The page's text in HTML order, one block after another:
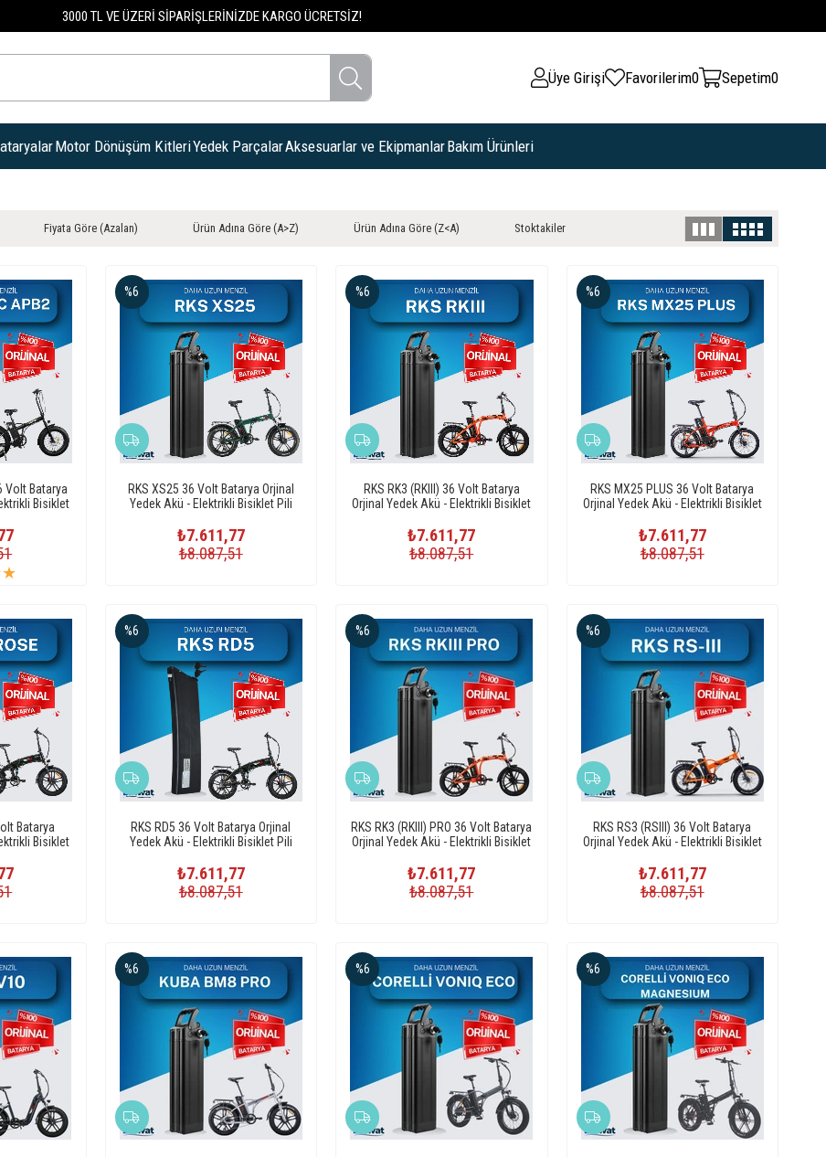
3000 TL VE ÜZERİ SİPARİŞLERİNİZDE KARGO ÜCRETSİZ!
Üye Girişi Favorilerim0 Sepetim0
Motor Dönüşüm KitleriYedek ParçalarAksesuarlar ve EkipmanlarBakım Ürünleri
Fiyata Göre (Azalan) Ürün Adına Göre (A>Z) Ürün Adına Göre (Z<A) Stoktakiler
Volt Batarya
Bisiklet
★
RKS XS25 36 Volt Batarya Orjinal
Yedek Akü - Elektrikli Bisiklet Pili
₺7.611,77
₺8.087,51
%6
RKS RK3 (RKIII) 36 Volt Batarya
Orjinal Yedek Akü - Elektrikli Bisiklet
₺7.611,77
₺8.087,51
%6
RKS MX25 PLUS 36 Volt Batarya
Orjinal Yedek Akü - Elektrikli Bisiklet
₺7.611,77
₺8.087,51
%6
Batarya
Bisiklet
RKS RD5 36 Volt Batarya Orjinal
Yedek Akü - Elektrikli Bisiklet Pili
₺7.611,77
₺8.087,51
%6
RKS RK3 (RKIII) PRO 36 Volt Batarya
Orjinal Yedek Akü - Elektrikli Bisiklet
₺7.611,77
₺8.087,51
%6
RKS RS3 (RSIII) 36 Volt Batarya
Orjinal Yedek Akü - Elektrikli Bisiklet
₺7.611,77
₺8.087,51
%6
%6 %6 %6